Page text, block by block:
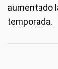
aumentado
temporada.